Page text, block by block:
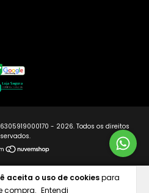
aceita o uso de cookiespara
compra. Entendi
- 2026. Todos os direitos